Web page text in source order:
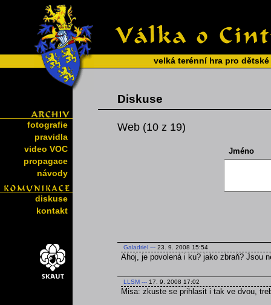
velká terénní hra pro
fotografie
pravidla
video VOC
propagace
návody
diskuse
kontakt
Diskuse
Web (10 z 19)
Jméno
Galadriel --- 23. 9. 2008 15:54
Ahoj, je povolená i ku? jako zbraň? Jsou
LLSM --- 17. 9. 2008 17:02
Misa: zkuste se prihlasit i tak ve dvou,